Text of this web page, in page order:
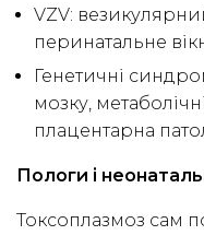
VZV:
перинатальне
Генетичні
мозку,
плацентарна
Пологи і
Токсоплазмоз сам